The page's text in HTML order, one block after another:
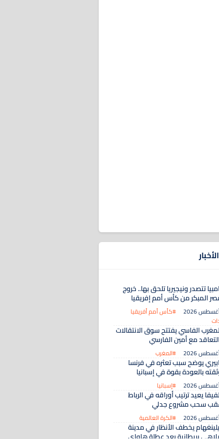
تتصدر ونيجيريا تلحق بها.. خروج
المبكر من كأس أمم إفريقيا
#كأس أمم أفريقيا
الفاسي يفتتح سوق الانتقالات
مع أمين الفارسي
#المغرب
يوضح سبب تعثره في فرنسا
بالعودة بقوة في إسبانيا
#إسبانيا
يعيد ترتيب أوراقه في الرباط
سحب مشروع جدلي
#الكرة العالمية
يخطف الأنظار في مدينة